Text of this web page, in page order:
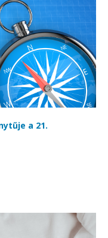
a 21.